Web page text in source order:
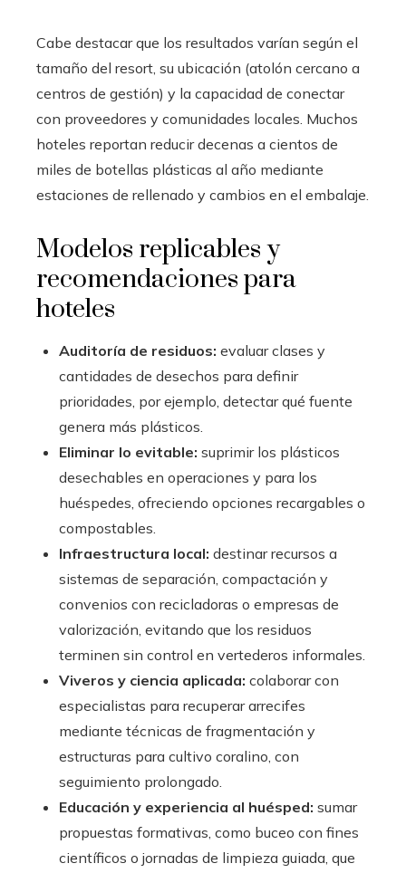
Cabe destacar que los resultados varían según el
tamaño del resort, su ubicación (atolón cercano a
centros de gestión) y la capacidad de conectar
con proveedores y comunidades locales. Muchos
hoteles reportan reducir decenas a cientos de
miles de botellas plásticas al año mediante
estaciones de rellenado y cambios en el embalaje.
Modelos replicables y
recomendaciones para
hoteles
Auditoría de residuos: evaluar clases y
cantidades de desechos para definir
prioridades, por ejemplo, detectar qué fuente
genera más plásticos.
Eliminar lo evitable: suprimir los plásticos
desechables en operaciones y para los
huéspedes, ofreciendo opciones recargables o
compostables.
Infraestructura local: destinar recursos a
sistemas de separación, compactación y
convenios con recicladoras o empresas de
valorización, evitando que los residuos
terminen sin control en vertederos informales.
Viveros y ciencia aplicada: colaborar con
especialistas para recuperar arrecifes
mediante técnicas de fragmentación y
estructuras para cultivo coralino, con
seguimiento prolongado.
Educación y experiencia al huésped: sumar
propuestas formativas, como buceo con fines
científicos o jornadas de limpieza guiada, que